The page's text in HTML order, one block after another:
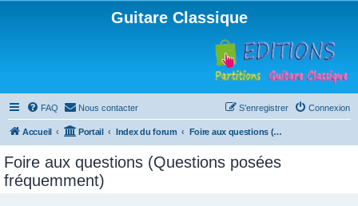
Guitare Classique
FAQ Nous contacter Connexion
S’enregistrer
Accueil Portail Index du forum Foire aux questions (Questions posées fréquemment)
Foire aux questions (Questions posées
fréquemment)